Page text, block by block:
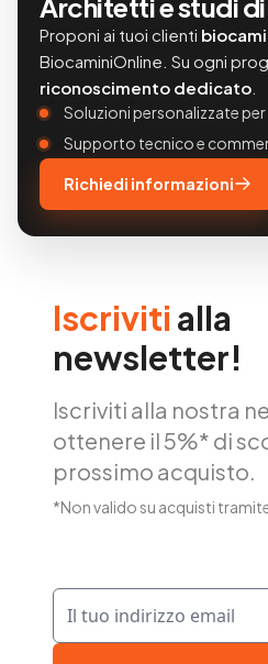
Architetti e studi
Proponi ai tuoi clienti
BiocaminiOnline. Su ogni
riconoscimento dedicato
Soluzioni personalizzate
Supporto tecnico e
Richiedi informazioni
Iscriviti alla
newsletter!
Iscriviti alla nostra
ottenere il 5%* di
prossimo acquisto.
*Non valido su acquisti